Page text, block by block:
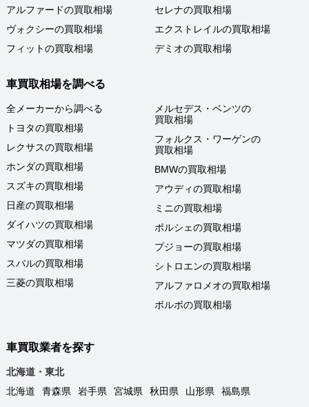
アルファードの買取相場
ヴォクシーの買取相場
フィットの買取相場
セレナの買取相場
エクストレイルの買取相場
デミオの買取相場
車買取相場を調べる
全メーカーから調べる
トヨタの買取相場
レクサスの買取相場
ホンダの買取相場
スズキの買取相場
日産の買取相場
ダイハツの買取相場
マツダの買取相場
スバルの買取相場
三菱の買取相場
メルセデス・ベンツの
買取相場
フォルクス・ワーゲンの
買取相場
BMWの買取相場
アウディの買取相場
ミニの買取相場
ポルシェの買取相場
プジョーの買取相場
シトロエンの買取相場
アルファロメオの買取相場
ボルボの買取相場
車買取業者を探す
北海道・東北
北海道
青森県 岩手県 宮城県 秋田県 山形県
福島県